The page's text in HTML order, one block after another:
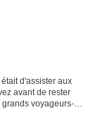
d'assister aux
avant de rester
grands voyageurs-